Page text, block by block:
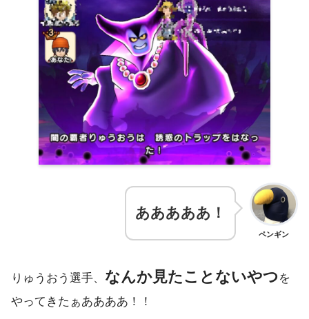
ペンギン
あああああ！
りゅうおう選手、 なんか見たことないやつ を
やってきたぁああああ！！